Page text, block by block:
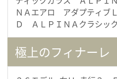
ＮＡエアロ アダプティブ
Ｄ ＡＬＰＩＮＡクラシッ
極上のフィナーレ